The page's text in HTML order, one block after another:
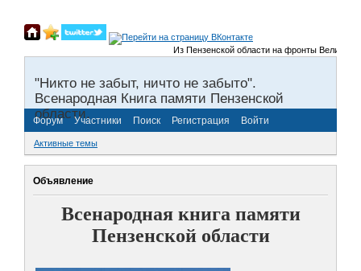
Из Пензенской области на фронты Великой
"Никто не забыт, ничто не забыто".
Всенародная Книга памяти Пензенской
области.
Форум Участники Поиск Регистрация Войти
Активные темы
Объявление
Всенародная книга памяти
Пензенской области